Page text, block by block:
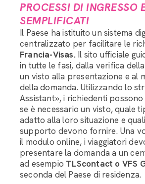
PROCESSI DI INGRESSO
SEMPLIFICATI
Il Paese ha istituito un sistema
centralizzato per facilitare le
Francia-Visas. Il sito ufficiale
in tutte le fasi, dalla verifica
un visto alla presentazione e al
della domanda. Utilizzando lo
Assistant», i richiedenti
se è necessario un visto, quale
adatto alla loro situazione e
supporto devono fornire. Una
il modulo online, i viaggiatori
presentare la domanda a un
ad esempio TLScontact o VFS
seconda del Paese di residenza.